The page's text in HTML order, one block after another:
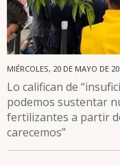
MIÉRCOLES, 20 DE MAYO DE
Lo califican de
podemos sustentar
fertilizantes a partir
carecemos”